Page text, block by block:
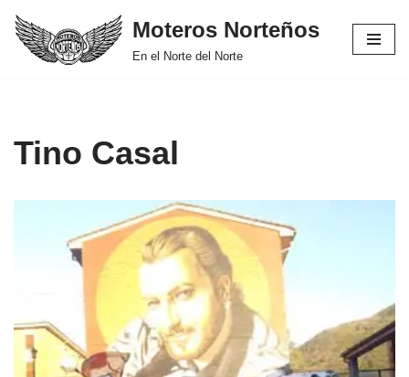
Saltar
Moteros Norteños
En el Norte del Norte
Tino Casal